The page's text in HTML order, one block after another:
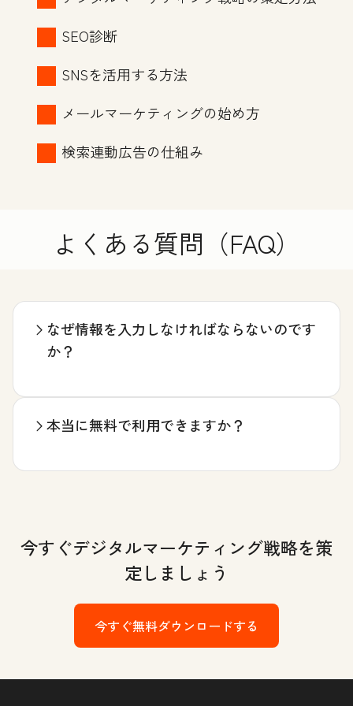
SEO診断
SNSを活用する方法
メールマーケティングの始め方
検索連動広告の仕組み
よくある質問（FAQ）
なぜ情報を入力しなければならないのです
か？
本当に無料で利用できますか？
今すぐデジタルマーケティング戦略を策
定しましょう
今すぐ無料ダウンロードする